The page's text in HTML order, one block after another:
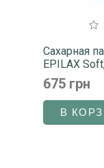
Сахарная
EPILAX
675 грн